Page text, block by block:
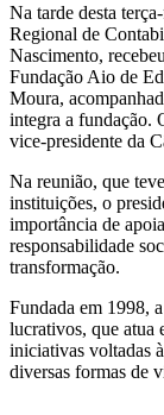
Na tarde desta
Regional de
Nascimento,
Fundação Aio de
Moura,
integra a fundação.
vice-presidente da
Na reunião, que
instituições, o
importância de
responsabilidade
transformação.
Fundada em 1998,
lucrativos, que atua
iniciativas voltadas
diversas formas de